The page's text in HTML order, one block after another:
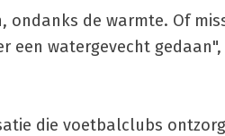
ondanks de warmte. Of
een watergevecht
die voetbalclubs